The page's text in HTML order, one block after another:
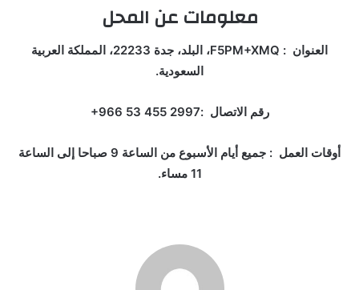
معلومات عن المحل
العنوان : F5PM+XMQ، البلد، جدة 22233، المملكة العربية
السعودية.
رقم الاتصال :‏‪+966 53 455 2997‏
أوقات العمل : جميع أيام الأسبوع من الساعة 9 صباحا إلى الساعة
11 مساء.